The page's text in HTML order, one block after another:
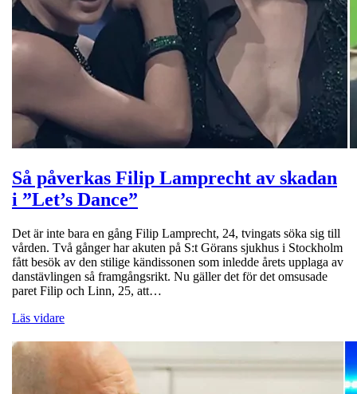
Så påverkas Filip Lamprecht av skadan
i ”Let’s Dance”
Det är inte bara en gång Filip Lamprecht, 24, tvingats söka sig till
vården. Två gånger har akuten på S:t Görans sjukhus i Stockholm
fått besök av den stilige kändissonen som inledde årets upplaga av
danstävlingen så framgångsrikt. Nu gäller det för det omsusade
paret Filip och Linn, 25, att…
Läs vidare